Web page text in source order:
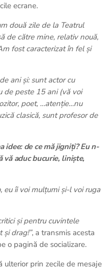
ecrane.
două zile de la Teatrul
de către mine, relativ nouă,
fost caracterizat în fel și
ani și: sunt actor cu
de peste 15 ani (vă voi
poet, …atenție…nu
clasică, sunt profesor de
idee: de ce mă jigniți? Eu n-
vă aduc bucurie, liniște,
eu îi voi mulțumi și-l voi ruga
și pentru cuvintele
și drag!”, a transmis acesta
o pagină de socializare.
ulterior prin zecile de mesaje